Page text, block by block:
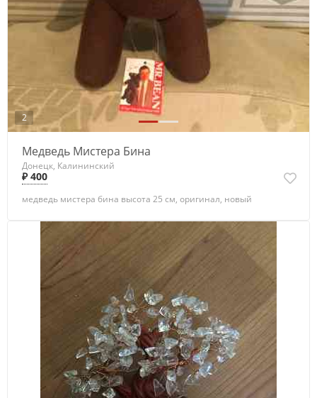
2
Медведь Мистера Бина
Донецк, Калининский
₽ 400
медведь мистера бина высота 25 см, оригинал, новый